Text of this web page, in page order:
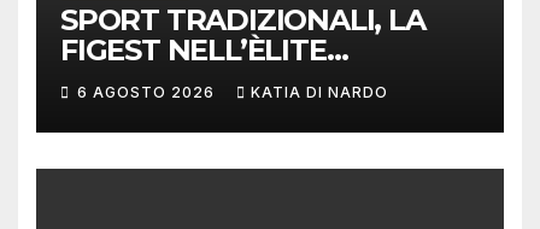
SPORT TRADIZIONALI, LA
FIGEST NELL’ÈLITE
MONDIALE: LA
DELEGAZIONE ITALIANA
PROTAGONISTA AL
CONVEGNO TAFISA A
6 AGOSTO 2026 KATIA DI NARDO